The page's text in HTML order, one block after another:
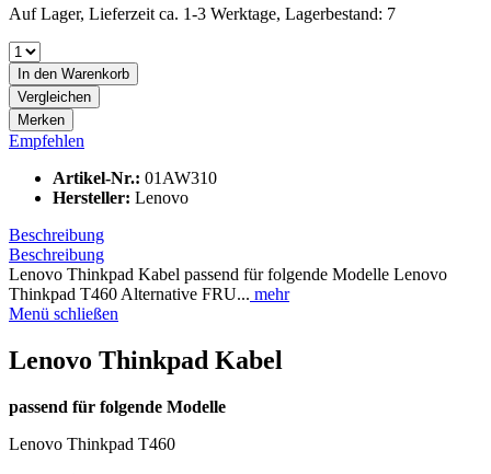
Auf Lager, Lieferzeit ca. 1-3 Werktage, Lagerbestand: 7
In den Warenkorb
Vergleichen
Merken
Empfehlen
Artikel-Nr.: 01AW310
Hersteller: Lenovo
Beschreibung
Beschreibung
Lenovo Thinkpad Kabel passend für folgende Modelle Lenovo
Thinkpad T460 Alternative FRU... mehr
Menü schließen
Lenovo Thinkpad Kabel
passend für folgende Modelle
Lenovo Thinkpad T460